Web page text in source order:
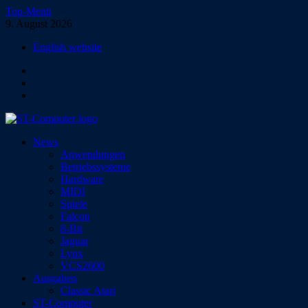
Zum
Inhalt
Top-Menü
9. August 2026
English website
ST-Computer
Das Magazin für Atari-Computer und -Konsolen
News
Anwendungen
Betriebssysteme
Hardware
MIDI
Spiele
Falcon
8-Bit
Jaguar
Lynx
VCS2600
Ausgaben
Classic Atari
ST-Computer